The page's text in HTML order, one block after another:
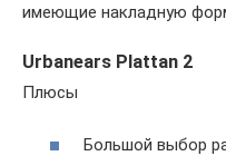
имеющие накладную
Urbanears Plattan 2
Плюсы
Большой выбор